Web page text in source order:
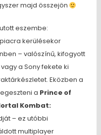
majd összejön
eszembe:
kerülésekor
– valószínű, kifogyott
a Sony fekete ki
Eközben a
a Prince of
Kombat:
– ez utóbbi
multiplayer